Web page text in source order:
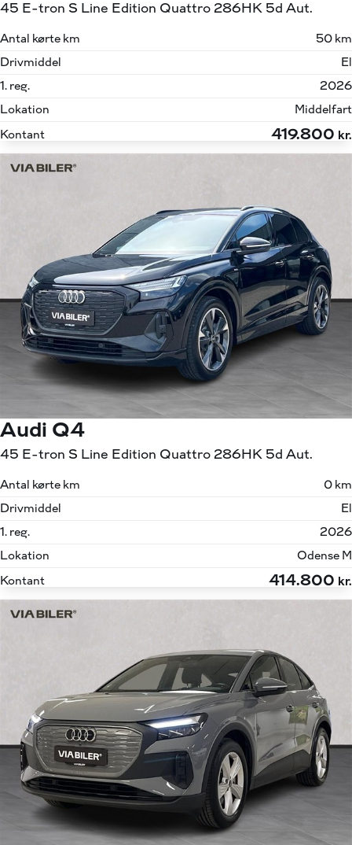
45 E-tron S Line Edition Quattro 286HK 5d Aut.
Antal kørte km
50 km
Drivmiddel
El
1. reg.
2026
Lokation
Middelfart
Kontant
419.800 kr.
Audi Q4
45 E-tron S Line Edition Quattro 286HK 5d Aut.
Antal kørte km
0 km
Drivmiddel
El
1. reg.
2026
Lokation
Odense M
Kontant
414.800 kr.